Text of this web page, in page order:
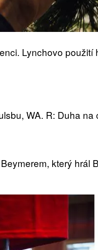
Lynchovo použití
WA. R: Duha
který hrál